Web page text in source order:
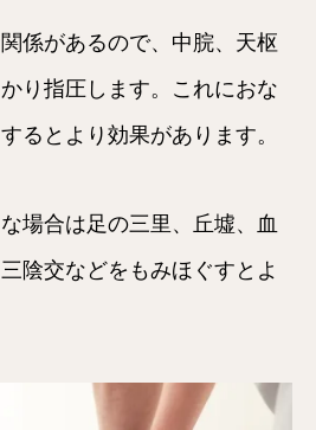
係があるので、中脘、天枢
り指圧します。これにおな
るとより効果があります。
場合は足の三里、丘墟、血
陰交などをもみほぐすとよ